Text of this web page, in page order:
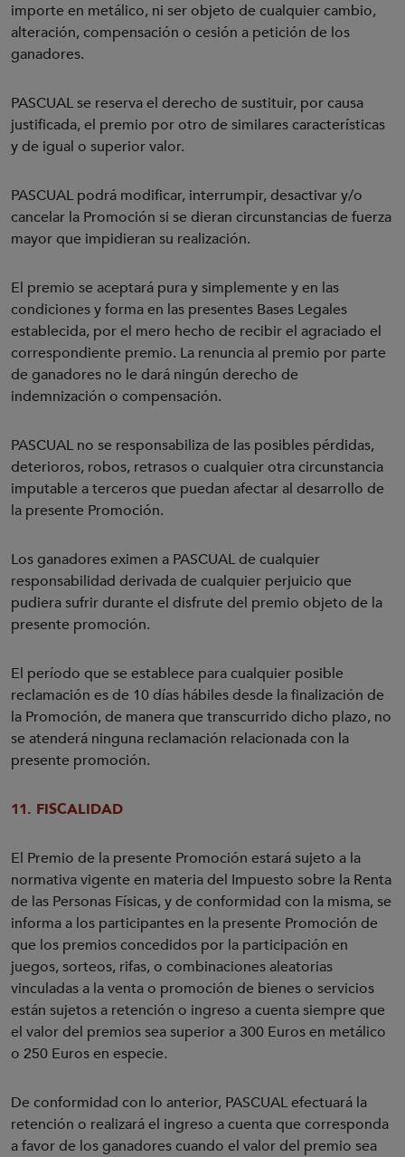
importe en metálico, ni ser objeto de cualquier cambio,
alteración, compensación o cesión a petición de los
ganadores.
PASCUAL se reserva el derecho de sustituir, por causa
justificada, el premio por otro de similares características
y de igual o superior valor.
PASCUAL podrá modificar, interrumpir, desactivar y/o
cancelar la Promoción si se dieran circunstancias de fuerza
mayor que impidieran su realización.
El premio se aceptará pura y simplemente y en las
condiciones y forma en las presentes Bases Legales
establecida, por el mero hecho de recibir el agraciado el
correspondiente premio. La renuncia al premio por parte
de ganadores no le dará ningún derecho de
indemnización o compensación.
PASCUAL no se responsabiliza de las posibles pérdidas,
deterioros, robos, retrasos o cualquier otra circunstancia
imputable a terceros que puedan afectar al desarrollo de
la presente Promoción.
Los ganadores eximen a PASCUAL de cualquier
responsabilidad derivada de cualquier perjuicio que
pudiera sufrir durante el disfrute del premio objeto de la
presente promoción.
El período que se establece para cualquier posible
reclamación es de 10 días hábiles desde la finalización de
la Promoción, de manera que transcurrido dicho plazo, no
se atenderá ninguna reclamación relacionada con la
presente promoción.
11. FISCALIDAD
El Premio de la presente Promoción estará sujeto a la
normativa vigente en materia del Impuesto sobre la Renta
de las Personas Físicas, y de conformidad con la misma, se
informa a los participantes en la presente Promoción de
que los premios concedidos por la participación en
juegos, sorteos, rifas, o combinaciones aleatorias
vinculadas a la venta o promoción de bienes o servicios
están sujetos a retención o ingreso a cuenta siempre que
el valor del premios sea superior a 300 Euros en metálico
o 250 Euros en especie.
De conformidad con lo anterior, PASCUAL efectuará la
retención o realizará el ingreso a cuenta que corresponda
a favor de los ganadores cuando el valor del premio sea